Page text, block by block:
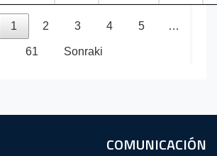
1 2 3 4 5 …
61 Sonraki
COMUNICACIÓN